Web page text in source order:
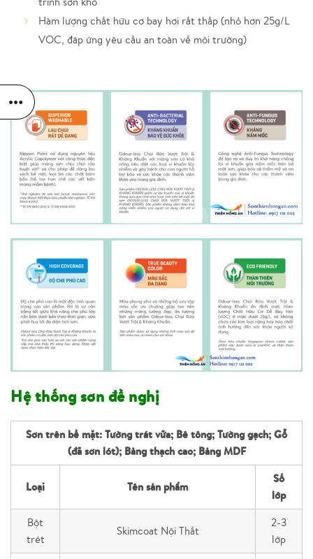
Hàm lượng chất hữu cơ bay hơi rất thấp (nhỏ hơn 25g/L
VOC, đáp ứng yêu cầu an toàn về môi trường)
Hệ thống sơn đề nghị
Sơn trên bề mặt: Tường trát vữa; Bê tông; Tường gạch; Gỗ
(đã sơn lót); Bảng thạch cao; Bảng MDF
Loại Tên sản phẩm
Số
lớp
Bột
trét
Skimcoat Nội Thất
2-3
lớp